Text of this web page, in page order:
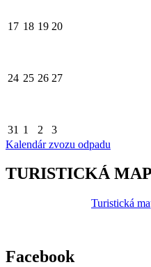
17 18 19 20
24 25 26 27
31 1 2 3
Kalendár zvozu odpadu
TURISTICKÁ
Turistická
Facebook